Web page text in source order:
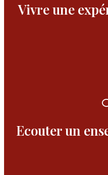
Vivre une
Ecouter un